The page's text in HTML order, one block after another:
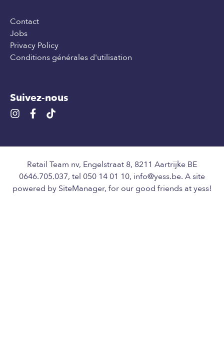
Contact
Jobs
Privacy Policy
Conditions générales d'utilisation
Suivez-nous
Retail Team nv, Engelstraat 8, 8211 Aartrijke BE
0646.705.037, tel 050 14 01 10, info@yess.be. A site
powered by SiteManager, for our good friends at yess!